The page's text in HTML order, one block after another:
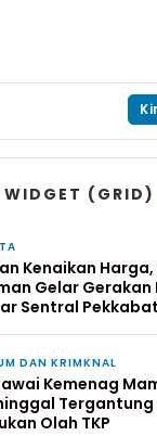
WIDGET (GRID)
Kenaikan Harga,
Gelar Gerakan
Sentral
DAN KRIMKNAL
Kemenag
Tergantung
Olah TKP